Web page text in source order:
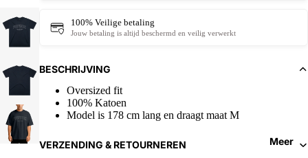
Meer
100% Veilige betaling
Jouw betaling is altijd beschermd en veilig verwerkt
BESCHRIJVING
Oversized fit
100% Katoen
Model is 178 cm lang en draagt maat M
VERZENDING & RETOURNEREN